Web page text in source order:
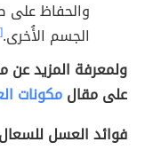
والحفاظ على
الجسم الأُخرى.[١١]
ولمعرفة المزيد عن
على مقالمكونات
فوائد العسل للسعال